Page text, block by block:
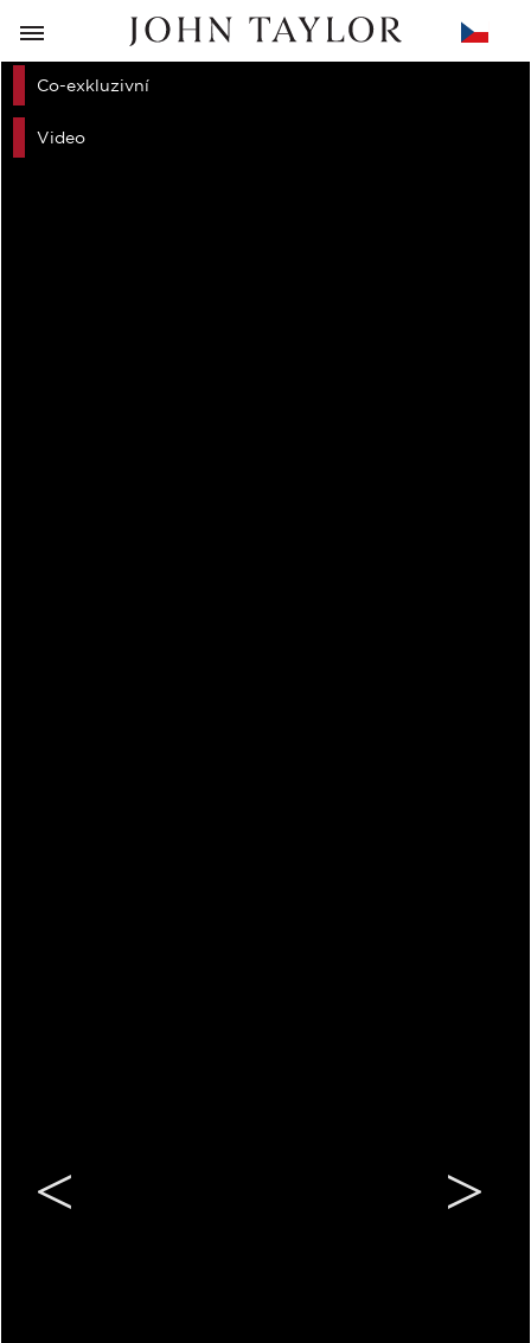
ZPĚT
Co-exkluzivní
Video